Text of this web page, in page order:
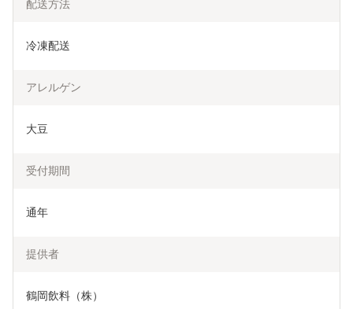
配送方法
冷凍配送
アレルゲン
大豆
受付期間
通年
提供者
鶴岡飲料（株）